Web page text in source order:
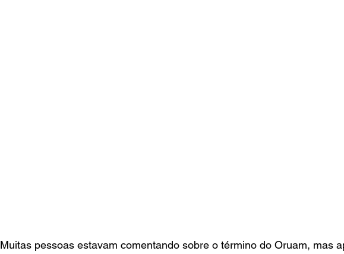
Muitas pessoas estavam comentando sobre o término do Oruam, mas